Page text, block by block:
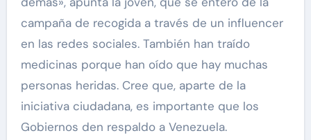
campaña de recogida a través de un influencer
en las redes sociales. También han traído
medicinas porque han oído que hay muchas
personas heridas. Cree que, aparte de la
iniciativa ciudadana, es importante que los
Gobiernos den respaldo a Venezuela.